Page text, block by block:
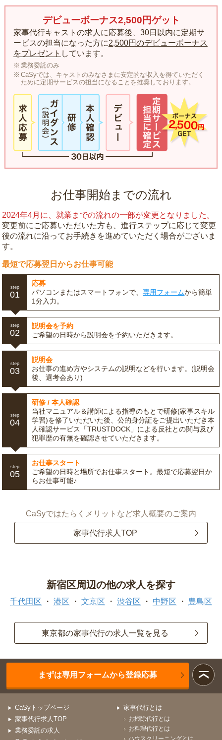
デビューボーナス2,500円ゲット
家事代行キャストの求人に応募後、30日以内に定期サ
ービスの担当になった方に2,500円のデビューボーナス
をプレゼント しています。
業務委託のみ
CaSyでは、キャストのみなさまに安定的な収入を得ていただく
ために定期サービスの担当になることを推奨しております。
お仕事開始までの流れ
2024年4月に、就業までの流れの一部が変更となりました。
変更前にご応募いただいた方も、進行ステップに応じて変更
後の流れに沿ってお手続きを進めていただく場合がございま
す。
最短で応募翌日からお仕事可能
step
01
応募
パソコンまたはスマートフォンで、専用フォームから簡単
1分入力。
step
02
説明会を予約
ご希望の日時から説明会を予約いただきます。
step
03
説明会
お仕事の進め方やシステムの説明などを行います。(説明会
後、選考会あり)
step
04
研修 / 本人確認
当社マニュアル＆講師による指導のもとで研修(家事スキル
学習)を修了いただいた後、公的身分証をご提出いただき本
人確認サービス「TRUSTDOCK」による反社との関与及び
犯罪歴の有無を確認させていただきます。
step
05
お仕事スタート
ご希望の日時と場所でお仕事スタート。最短で応募翌日か
らお仕事可能♪
CaSyではたらくメリットなど求人概要のご案内
家事代行求人TOP
新宿区周辺の他の求人を探す
千代田区 港区 文京区 渋谷区 中野区 豊島区
東京都の家事代行の求人一覧を見る
まずは専用フォームから登録応募
CaSyトップページ
家事代行求人TOP
業務委託の求人
家事代行とは
お掃除代行とは
お料理代行とは